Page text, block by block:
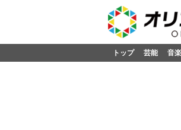
トップ 芸能 音楽